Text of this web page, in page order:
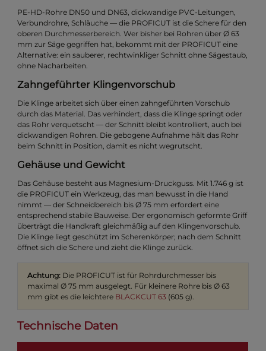
PE-HD-Rohre DN50 und DN63, dickwandige PVC-Leitungen,
Verbundrohre, Schläuche — die PROFICUT ist die Schere für den
oberen Durchmesserbereich. Wer bisher bei Rohren über Ø 63
mm zur Säge gegriffen hat, bekommt mit der PROFICUT eine
Alternative: ein sauberer, rechtwinkliger Schnitt ohne Sägestaub,
ohne Nacharbeiten.
Zahngeführter Klingenvorschub
Die Klinge arbeitet sich über einen zahngeführten Vorschub
durch das Material. Das verhindert, dass die Klinge springt oder
das Rohr verquetscht — der Schnitt bleibt kontrolliert, auch bei
dickwandigen Rohren. Die gebogene Aufnahme hält das Rohr
beim Schnitt in Position, damit es nicht wegrutscht.
Gehäuse und Gewicht
Das Gehäuse besteht aus Magnesium-Druckguss. Mit 1.746 g ist
die PROFICUT ein Werkzeug, das man bewusst in die Hand
nimmt — der Schneidbereich bis Ø 75 mm erfordert eine
entsprechend stabile Bauweise. Der ergonomisch geformte Griff
überträgt die Handkraft gleichmäßig auf den Klingenvorschub.
Die Klinge liegt geschützt im Scherenkörper; nach dem Schnitt
öffnet sich die Schere und zieht die Klinge zurück.
Achtung: Die PROFICUT ist für Rohrdurchmesser bis
maximal Ø 75 mm ausgelegt. Für kleinere Rohre bis Ø 63
mm gibt es die leichtere BLACKCUT 63 (605 g).
Technische Daten